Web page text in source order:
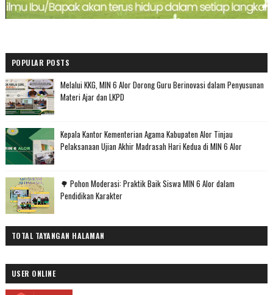
POPULAR POSTS
Melalui KKG, MIN 6 Alor Dorong Guru Berinovasi dalam Penyusunan
Materi Ajar dan LKPD
Kepala Kantor Kementerian Agama Kabupaten Alor Tinjau
Pelaksanaan Ujian Akhir Madrasah Hari Kedua di MIN 6 Alor
🌳 Pohon Moderasi: Praktik Baik Siswa MIN 6 Alor dalam
Pendidikan Karakter
TOTAL TAYANGAN HALAMAN
USER ONLINE